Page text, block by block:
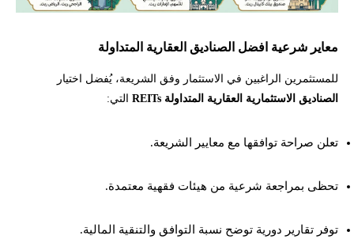
معاير شرعية افضل الصناديق العقارية المتداولة
للمستثمرين الراغبين في الاستثمار وفق الشريعة، يُفضل اختيار
الصناديق الاستثمارية العقارية المتداولة REITs
التي:
تعلن صراحة توافقها مع معايير الشريعة.
تحظى بمراجعة شرعية من هيئات فقهية معتمدة.
توفر تقارير دورية توضح نسبة التوافق والتنقية المالية.